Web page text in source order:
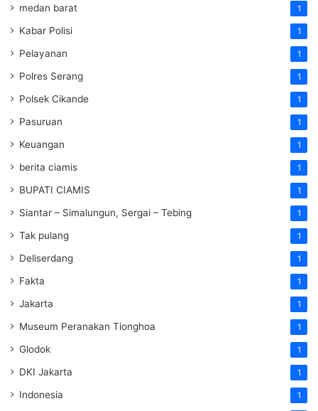
medan barat 1
Kabar Polisi 1
Pelayanan 1
Polres Serang 1
Polsek Cikande 1
Pasuruan 1
Keuangan 1
berita ciamis 1
BUPATI CIAMIS 1
Siantar – Simalungun, Sergai – Tebing 1
Tak pulang 1
Deliserdang 1
Fakta 1
Jakarta 1
Museum Peranakan Tionghoa 1
Glodok 1
DKI Jakarta 1
Indonesia 1